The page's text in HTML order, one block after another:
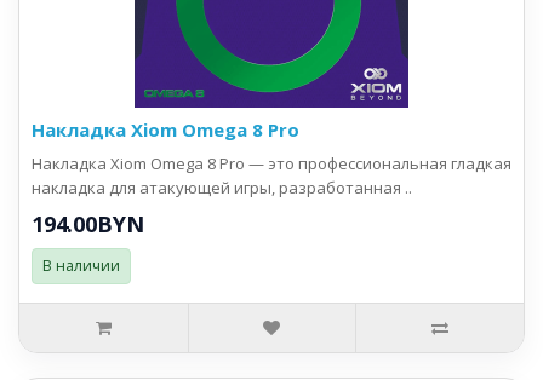
Накладка Xiom Omega 8 Pro
Накладка Xiom Omega 8 Pro — это профессиональная гладкая
накладка для атакующей игры, разработанная ..
194.00BYN
В наличии